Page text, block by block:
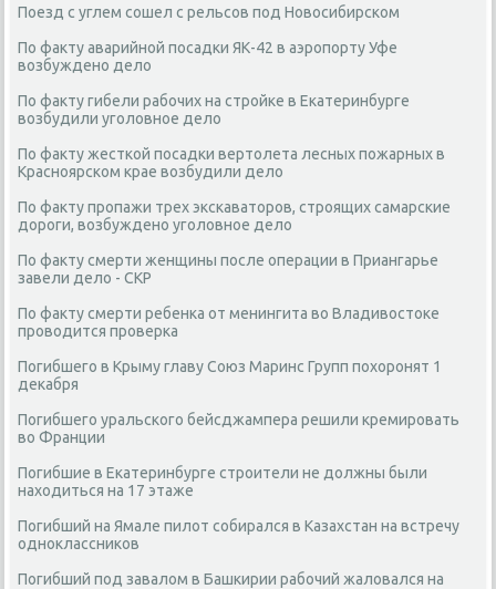
Поезд с углем сошел с рельсов под Новосибирском
По факту аварийной посадки ЯК-42 в аэропорту Уфе
возбуждено дело
По факту гибели рабочих на стройке в Екатеринбурге
возбудили уголовное дело
По факту жесткой посадки вертолета лесных пожарных в
Красноярском крае возбудили дело
По факту пропажи трех экскаваторов, строящих самарские
дороги, возбуждено уголовное дело
По факту смерти женщины после операции в Приангарье
завели дело - СКР
По факту смерти ребенка от менингита во Владивостоке
проводится проверка
Погибшего в Крыму главу Союз Маринс Групп похоронят 1
декабря
Погибшего уральского бейсджампера решили кремировать
во Франции
Погибшие в Екатеринбурге строители не должны были
находиться на 17 этаже
Погибший на Ямале пилот собирался в Казахстан на встречу
одноклассников
Погибший под завалом в Башкирии рабочий жаловался на